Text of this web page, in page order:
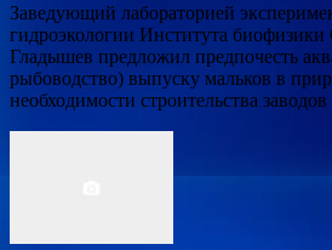
Заведующий лабораторией
гидроэкологии Института
Гладышев предложил предпочесть
рыбоводство) выпуску мальков в
необходимости строительства